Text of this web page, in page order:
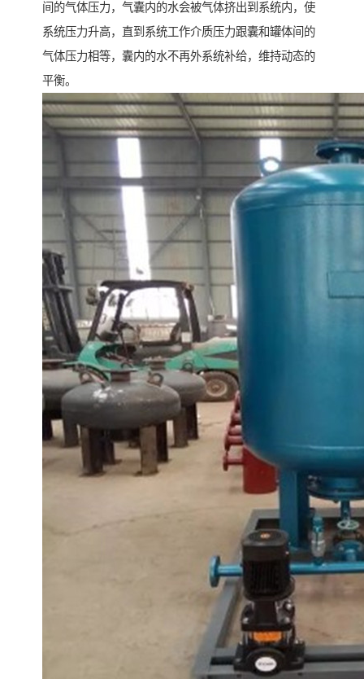
间的气体压力，气囊内的水会被气体挤出到系统内，使
系统压力升高，直到系统工作介质压力跟囊和罐体间的
气体压力相等，囊内的水不再外系统补给，维持动态的
平衡。